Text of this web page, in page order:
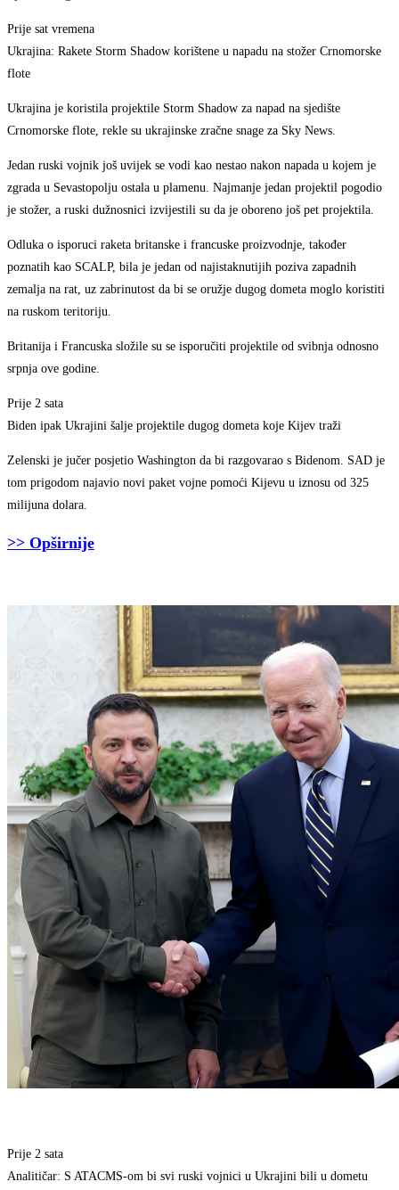
Prije sat vremena
Ukrajina: Rakete Storm Shadow korištene u napadu na stožer Crnomorske
flote
Ukrajina je koristila projektile Storm Shadow za napad na sjedište
Crnomorske flote, rekle su ukrajinske zračne snage za Sky News.
Jedan ruski vojnik još uvijek se vodi kao nestao nakon napada u kojem je
zgrada u Sevastopolju ostala u plamenu. Najmanje jedan projektil pogodio
je stožer, a ruski dužnosnici izvijestili su da je oboreno još pet projektila.
Odluka o isporuci raketa britanske i francuske proizvodnje, također
poznatih kao SCALP, bila je jedan od najistaknutijih poziva zapadnih
zemalja na rat, uz zabrinutost da bi se oružje dugog dometa moglo koristiti
na ruskom teritoriju.
Britanija i Francuska složile su se isporučiti projektile od svibnja odnosno
srpnja ove godine.
Prije 2 sata
Biden ipak Ukrajini šalje projektile dugog dometa koje Kijev traži
Zelenski je jučer posjetio Washington da bi razgovarao s Bidenom. SAD je
tom prigodom najavio novi paket vojne pomoći Kijevu u iznosu od 325
milijuna dolara.
>> Opširnije
Prije 2 sata
Analitičar: S ATACMS-om bi svi ruski vojnici u Ukrajini bili u dometu